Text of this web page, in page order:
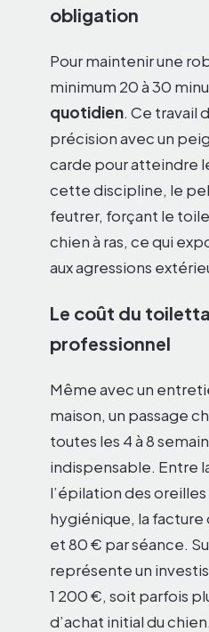
obligation
Pour maintenir une
minimum 20 à 30
quotidien. Ce travail
précision avec un
carde pour atteindre
cette discipline, le
feutrer, forçant le
chien à ras, ce qui
aux agressions
Le coût du
professionnel
Même avec un
maison, un passage
toutes les 4 à 8
indispensable. Entre
l’épilation des
hygiénique, la
et 80 € par séance.
représente un
1 200 €, soit parfois
d’achat initial du chien.